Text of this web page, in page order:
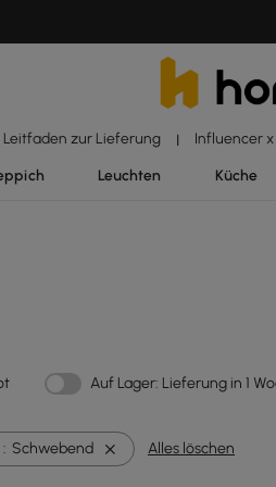
Leitfaden zur Lieferung | Influencer
Leuchten Küche
Auf Lager: Lieferung in 1
Schwebend Alles löschen